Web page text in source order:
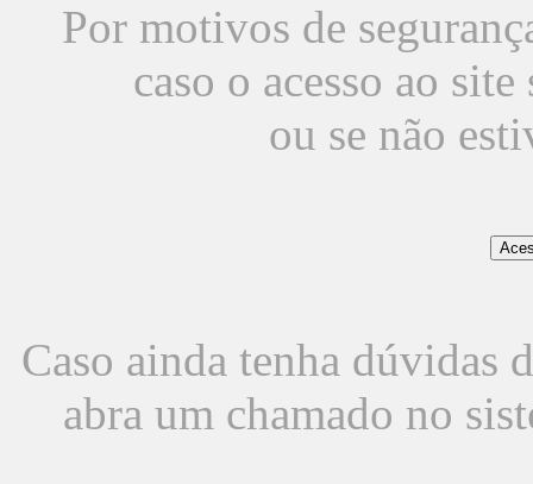
Por motivos de
caso o acesso ao
ou se não
Caso ainda tenha dúvidas
abra um chamado no